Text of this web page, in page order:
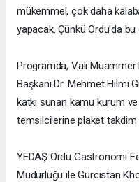
mükemmel, çok daha
yapacak. Çünkü Ordu'da bu
Programda, Vali Muammer
Başkanı Dr. Mehmet Hilmi
katkı sunan kamu kurum
temsilcilerine plaket takdim
YEDAŞ Ordu Gastronomi
Müdürlüğü ile Gürcistan